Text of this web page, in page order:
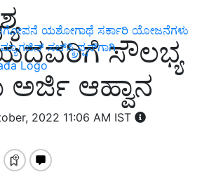
ಯಶೋಗಾಥೆ ಸರ್ಕಾರಿ ಯೋಜನೆಗಳು
ಮ್ಯಾಗಜಿನ್‌ ಸಬ್‌ಸ್ಕ್ರಿಪ್ಷನ್‌ಗಾಗಿಸೌಲಭ್ಯ
ಆಹ್ವಾನ
2022 11:06 AM IST